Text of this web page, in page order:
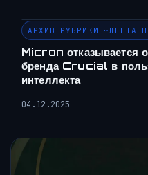
АРХИВ РУБРИКИ ~ЛЕНТА
Micron отказывается
бренда Crucial в
интеллекта
04.12.2025